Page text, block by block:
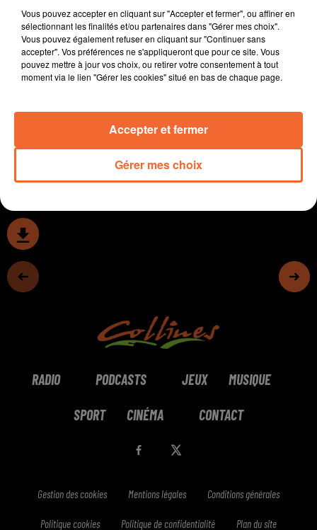
La 11ème édition de L'Etrange Week-End vendredi
samedi et dimanche. Plus d'une centaine de bénévoles
seront sur le pont pour offrir de belles frayeurs.
Pour le 120e anniversaire de la loi du 9 décembre 1905
de séparation des Églises et de l'État, la Ligue de
organisations a décidé d’aller à la rencontre de la
population et des élus.
RADIO PODCASTS JEUX MUSIQUE
SPORT CINÉMA CONTACT
Gestion des cookies Mentions légales Conditions générales
Politique cookies Politique de confidentialité Plan du site
Vous pouvez accepter en cliquant sur "Accepter et fermer", ou affiner en
sélectionnant les finalités et/ou partenaires dans "Gérer mes choix".
Vous pouvez également refuser en cliquant sur "Continuer sans
accepter". Vos préférences ne s'appliqueront que pour ce site. Vous
pouvez mettre à jour vos choix, ou retirer votre consentement à tout
moment via le lien "Gérer les cookies" situé en bas de chaque page.
Gérer mes choix
Accepter et fermer